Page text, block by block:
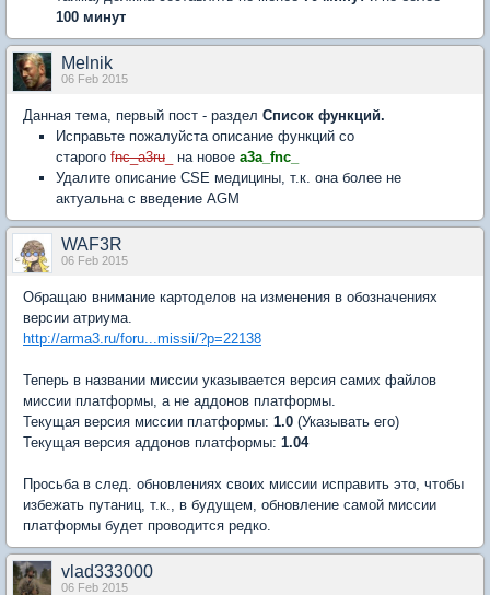
100 минут
Melnik
06 Feb 2015
Данная тема, первый пост - раздел Список функций.
Исправьте пожалуйста описание функций со
старого fnc_a3ru на новое a3a_fnc_
Удалите описание CSE медицины, т.к. она более не
актуальна с введение AGM
WAF3R
06 Feb 2015
Обращаю внимание картоделов на изменения в обозначениях
версии атриума.
http://arma3.ru/foru...missii/?p=22138
Теперь в названии миссии указывается версия самих файлов
миссии платформы, а не аддонов платформы.
Текущая версия миссии платформы: 1.0 (Указывать его)
Текущая версия аддонов платформы: 1.04
Просьба в след. обновлениях своих миссии исправить это, чтобы
избежать путаниц, т.к., в будущем, обновление самой миссии
платформы будет проводится редко.
vlad333000
06 Feb 2015